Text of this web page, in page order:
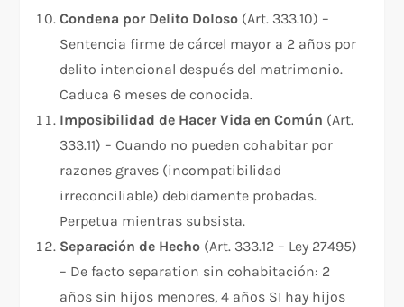
Condena por Delito Doloso (Art. 333.10) –
Sentencia firme de cárcel mayor a 2 años por
delito intencional después del matrimonio.
Caduca 6 meses de conocida.​
Imposibilidad de Hacer Vida en Común (Art.
333.11) – Cuando no pueden cohabitar por
razones graves (incompatibilidad
irreconciliable) debidamente probadas.
Perpetua mientras subsista.​
Separación de Hecho (Art. 333.12 – Ley 27495)
– De facto separation sin cohabitación: 2
años sin hijos menores, 4 años SI hay hijos